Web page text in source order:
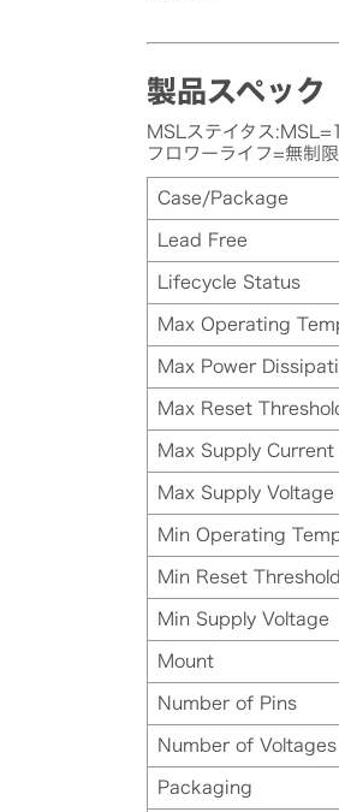
製品スペック
MSLステイタス:MSL=1
フロワーライフ=無制
Case/Package
Lead Free
Lifecycle Status
Max Operating
Max Power
Max Reset
Max Supply Current
Max Supply Voltage
Min Operating
Min Reset
Min Supply Voltage
Mount
Number of Pins
Number of
Packaging